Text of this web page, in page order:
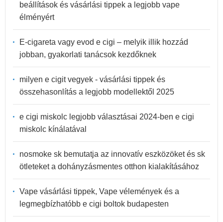
beállítások és vásárlási tippek a legjobb vape
élményért
E-cigareta vagy evod e cigi – melyik illik hozzád
jobban, gyakorlati tanácsok kezdőknek
milyen e cigit vegyek - vásárlási tippek és
összehasonlítás a legjobb modellektől 2025
e cigi miskolc legjobb választásai 2024-ben e cigi
miskolc kínálatával
nosmoke sk bemutatja az innovatív eszközöket és sk
ötleteket a dohányzásmentes otthon kialakításához
Vape vásárlási tippek, Vape vélemények és a
legmegbízhatóbb e cigi boltok budapesten